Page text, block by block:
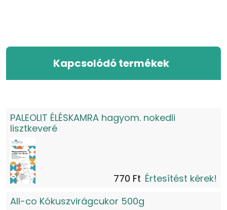
Kapcsolódó termékek
PALEOLIT ÉLÉSKAMRA hagyom. nokedli
lisztkeveré
770 Ft Értesítést kérek!
All-co Kókuszvirágcukor 500g